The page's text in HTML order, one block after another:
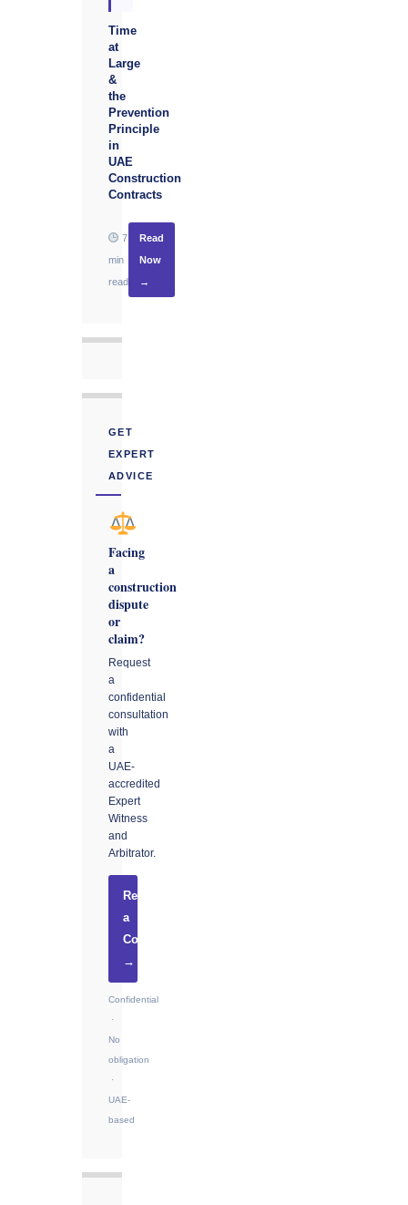
Time
at
Large
&
the
Prevention
Principle
in
UAE
Construction
Contracts
7
min
read
Read
Now
→
GET
EXPERT
ADVICE
Facing
a
construction
dispute
or
claim?
Request
a
confidential
consultation
with
a
UAE-
accredited
Expert
Witness
and
Arbitrator.
Request
a
Consultation
→
Confidential
·
No
obligation
·
UAE-
based